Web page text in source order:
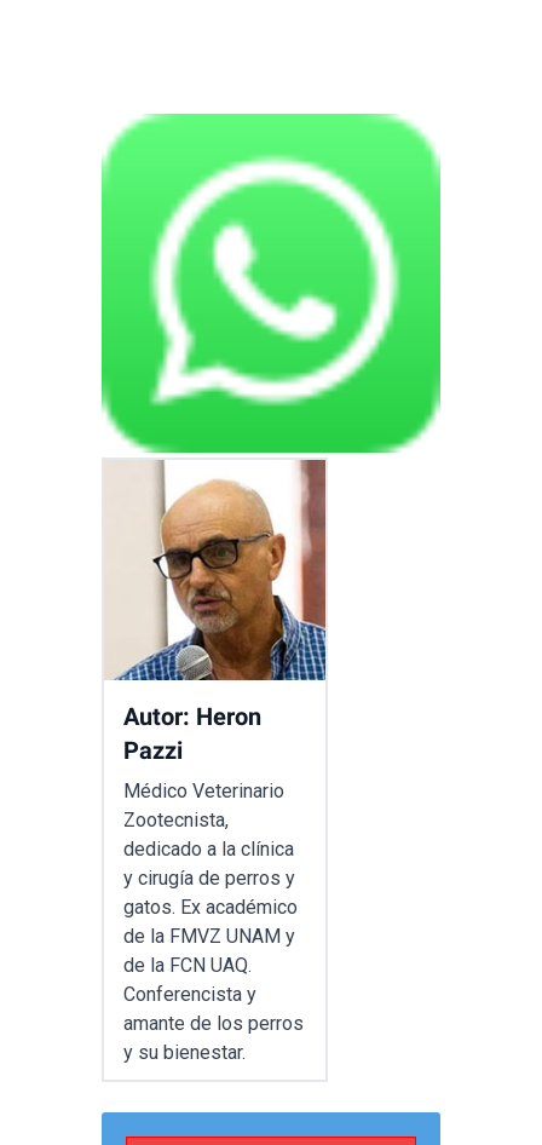
Autor: Heron
Pazzi
Médico Veterinario
Zootecnista,
dedicado a la clínica
y cirugía de perros y
gatos. Ex académico
de la FMVZ UNAM y
de la FCN UAQ.
Conferencista y
amante de los perros
y su bienestar.